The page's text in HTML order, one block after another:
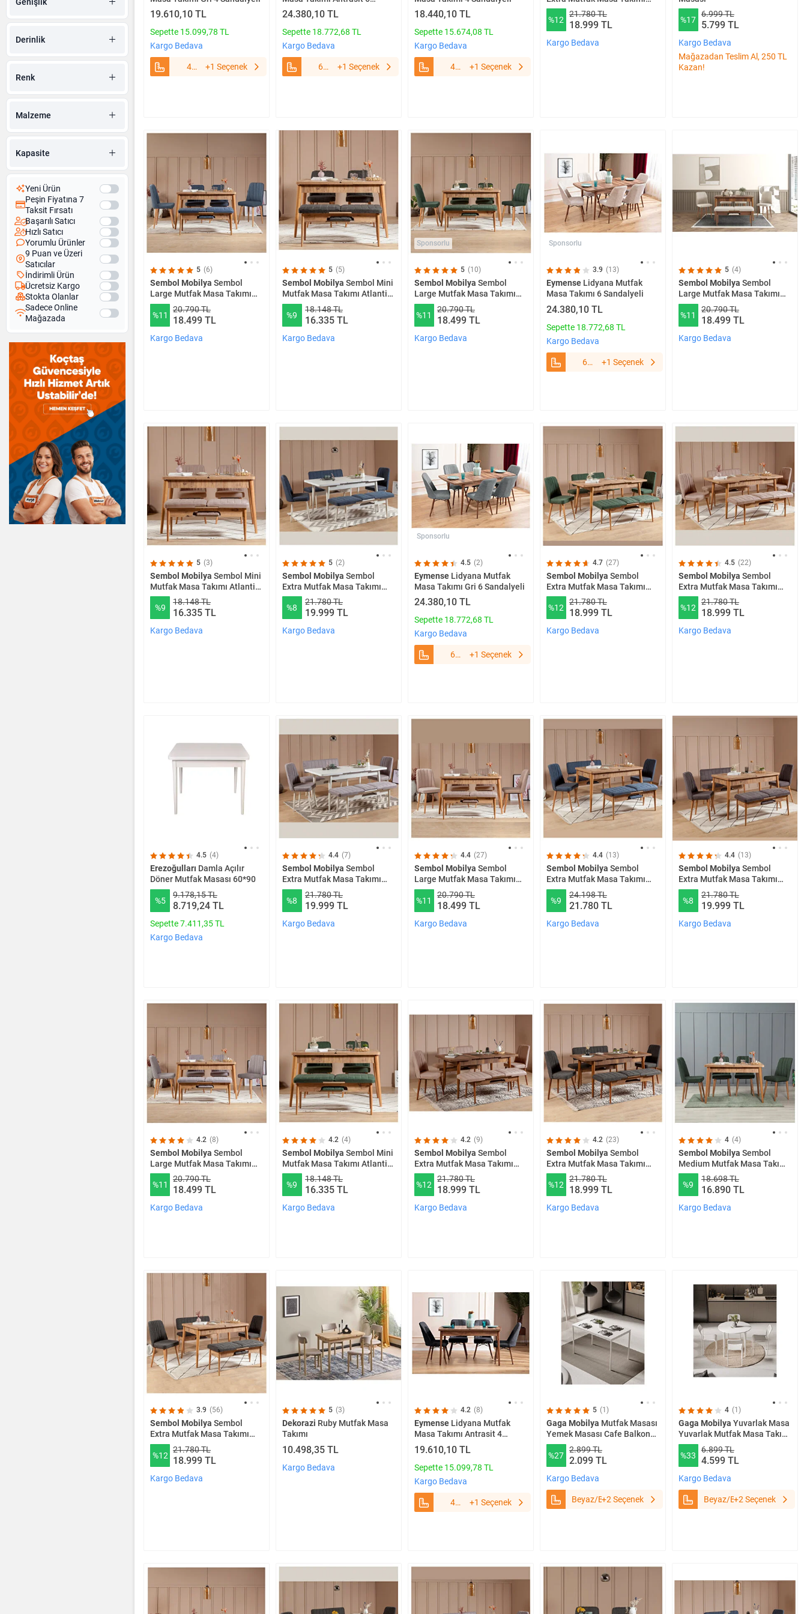
Genişlik
Derinlik
Renk
Malzeme
Kapasite
Yeni Ürün
Peşin Fiyatına 7
Taksit Fırsatı
Başarılı Satıcı
Hızlı Satıcı
Yorumlu Ürünler
9 Puan ve Üzeri
Satıcılar
İndirimli Ürün
Ücretsiz Kargo
Stokta Olanlar
Sadece Online
Mağazada
19.610,10 TL
Sepette 15.099,78 TL
Kargo Bedava
4
+1 Seçenek
Sandalyeli
24.380,10 TL
Sepette 18.772,68 TL
Kargo Bedava
6
+1 Seçenek
18.440,10 TL
Sepette 15.674,08 TL
Kargo Bedava
4
+1 Seçenek
Atlanti̇k Krem
%12
21.780 TL
18.999 TL
Kargo Bedava
%17
6.999 TL
5.799 TL
Kargo Bedava
Mağazadan Teslim Al, 250 TL
Kazan!
5 (6)
Sembol Mobilya Sembol
Large Mutfak Masa Takımı
Atlantik Lacivert
%11
20.790 TL
18.499 TL
Kargo Bedava
5 (5)
Sembol Mobilya Sembol Mini
Mutfak Masa Takımı Atlantik
Antrasit
%9
18.148 TL
16.335 TL
Kargo Bedava
Sponsorlu
5 (10)
Sembol Mobilya Sembol
Large Mutfak Masa Takımı
Atlantik Yeşil
%11
20.790 TL
18.499 TL
Kargo Bedava
Sponsorlu
3.9 (13)
EymenseLidyana Mutfak
Masa Takımı 6 Sandalyeli
24.380,10 TL
Sepette 18.772,68 TL
Kargo Bedava
6
+1 Seçenek
5 (4)
Sembol Mobilya Sembol
Large Mutfak Masa Takımı
Cevi̇z Krem
%11
20.790 TL
18.499 TL
Kargo Bedava
5 (3)
Sembol Mobilya Sembol Mini
Mutfak Masa Takımı Atlantik
Taş
%9
18.148 TL
16.335 TL
Kargo Bedava
5 (2)
Sembol Mobilya Sembol
Extra Mutfak Masa Takımı
Beyaz Lacivert
%8
21.780 TL
19.999 TL
Kargo Bedava
Sponsorlu
4.5 (2)
EymenseLidyana Mutfak
Masa Takımı Gri 6 Sandalyeli
24.380,10 TL
Sepette 18.772,68 TL
Kargo Bedava
6
+1 Seçenek
4.7 (27)
Sembol Mobilya Sembol
Extra Mutfak Masa Takımı
Atlantik Yeşil
%12
21.780 TL
18.999 TL
Kargo Bedava
4.5 (22)
Sembol Mobilya Sembol
Extra Mutfak Masa Takımı
Atlantik Taş
%12
21.780 TL
18.999 TL
Kargo Bedava
4.5 (4)
Erezoğulları Damla Açılır
Döner Mutfak Masası 60*90
%5
9.178,15 TL
8.719,24 TL
Sepette 7.411,35 TL
Kargo Bedava
4.4 (7)
Sembol Mobilya Sembol
Extra Mutfak Masa Takımı
Beyaz Soho Gri
%8
21.780 TL
19.999 TL
Kargo Bedava
4.4 (27)
Sembol Mobilya Sembol
Large Mutfak Masa Takımı
Atlantik Taş
%11
20.790 TL
18.499 TL
Kargo Bedava
4.4 (13)
Sembol Mobilya Sembol
Extra Mutfak Masa Takımı
Atlantik Lacivert
%9
24.198 TL
21.780 TL
Kargo Bedava
4.4 (13)
Sembol Mobilya Sembol
Extra Mutfak Masa Takımı
Atlantik Soho Antrasit
%8
21.780 TL
19.999 TL
Kargo Bedava
4.2 (8)
Sembol Mobilya Sembol
Large Mutfak Masa Takımı
Atlantik Soho Gri
%11
20.790 TL
18.499 TL
Kargo Bedava
4.2 (4)
Sembol Mobilya Sembol Mini
Mutfak Masa Takımı Atlantik
Yeşil
%9
18.148 TL
16.335 TL
Kargo Bedava
4.2 (9)
Sembol Mobilya Sembol
Extra Mutfak Masa Takımı
Ceviz Taş
%12
21.780 TL
18.999 TL
Kargo Bedava
4.2 (23)
Sembol Mobilya Sembol
Extra Mutfak Masa Takımı
Ceviz Antrasit
%12
21.780 TL
18.999 TL
Kargo Bedava
4 (4)
Sembol Mobilya Sembol
Medium Mutfak Masa Takımı
Atlantik Yeşil
%9
18.698 TL
16.890 TL
Kargo Bedava
3.9 (56)
Sembol Mobilya Sembol
Extra Mutfak Masa Takımı
Atlantik Antrasit
%12
21.780 TL
18.999 TL
Kargo Bedava
5 (3)
Dekorazi Ruby Mutfak Masa
Takımı
10.498,35 TL
Kargo Bedava
4.2 (8)
EymenseLidyana Mutfak
Masa Takımı Antrasit 4
Sandalyeli
19.610,10 TL
Sepette 15.099,78 TL
Kargo Bedava
4
+1 Seçenek
5 (1)
Gaga Mobilya Mutfak Masası
Yemek Masası Cafe Balkon
Bahçe Masası (ay Beyaz
Beyaz) Beyaz/Beyaz
%27
2.899 TL
2.099 TL
Kargo Bedava
Beyaz/Beyaz+2 Seçenek
4 (1)
Gaga Mobilya Yuvarlak Masa
Yuvarlak Mutfak Masa Takımı
Mutfak Masası Yemek
Masası Seti Sandalye Cafe
Balkon Bahçe Masa Sandalye
Takımı (ss Beyaz Beyaz 4s )
Beyaz/Beyaz
%33
6.899 TL
4.599 TL
Kargo Bedava
Beyaz/Beyaz+2 Seçenek